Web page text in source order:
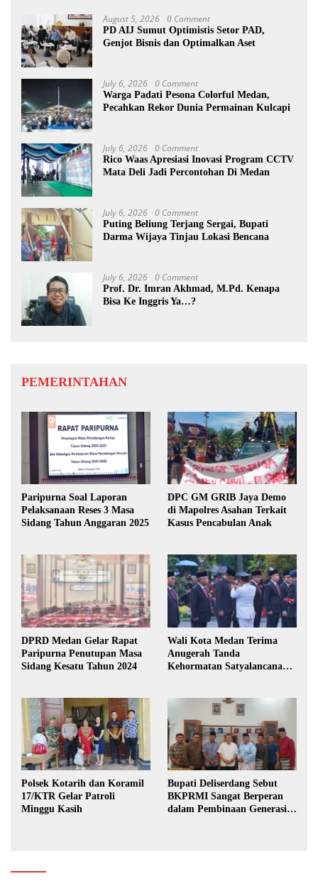
August 5, 2026 0 Comment
PD AIJ Sumut Optimistis Setor PAD,
Genjot Bisnis dan Optimalkan Aset
July 6, 2026 0 Comment
Warga Padati Pesona Colorful Medan,
Pecahkan Rekor Dunia Permainan Kulcapi
July 6, 2026 0 Comment
Rico Waas Apresiasi Inovasi Program CCTV
Mata Deli Jadi Percontohan Di Medan
July 6, 2026 0 Comment
Puting Beliung Terjang Sergai, Bupati
Darma Wijaya Tinjau Lokasi Bencana
July 6, 2026 0 Comment
Prof. Dr. Imran Akhmad, M.Pd. Kenapa
Bisa Ke Inggris Ya…?
PEMERINTAHAN
Paripurna Soal Laporan
Pelaksanaan Reses 3 Masa
Sidang Tahun Anggaran 2025
DPC GM GRIB Jaya Demo
di Mapolres Asahan Terkait
Kasus Pencabulan Anak
DPRD Medan Gelar Rapat
Paripurna Penutupan Masa
Sidang Kesatu Tahun 2024
Wali Kota Medan Terima
Anugerah Tanda
Kehormatan Satyalancana
Polsek Kotarih dan Koramil
17/KTR Gelar Patroli
Minggu Kasih
Bupati Deliserdang Sebut
BKPRMI Sangat Berperan
dalam Pembinaan Generasi